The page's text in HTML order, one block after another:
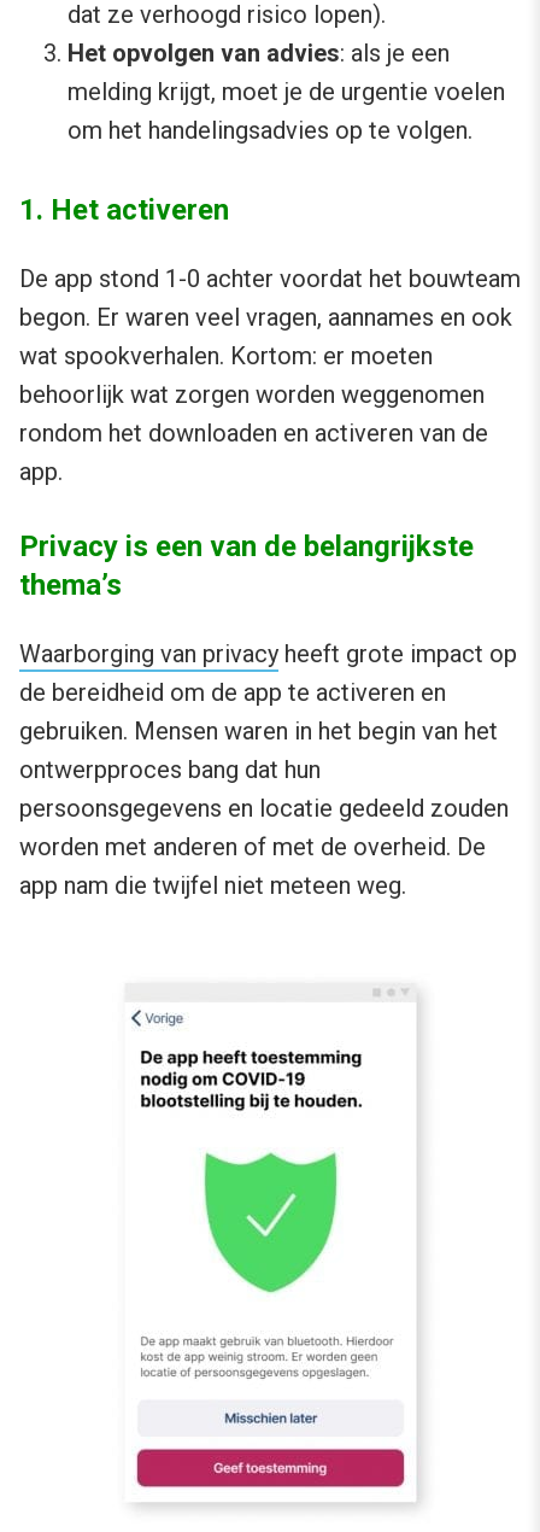
dat ze verhoogd risico lopen).
Het opvolgen van advies: als je een
melding krijgt, moet je de urgentie voelen
om het handelingsadvies op te volgen.
1. Het activeren
De app stond 1-0 achter voordat het bouwteam
begon. Er waren veel vragen, aannames en ook
wat spookverhalen. Kortom: er moeten
behoorlijk wat zorgen worden weggenomen
rondom het downloaden en activeren van de
app.
Privacy is een van de belangrijkste
thema’s
Waarborging van privacy heeft grote impact op
de bereidheid om de app te activeren en
gebruiken. Mensen waren in het begin van het
ontwerpproces bang dat hun
persoonsgegevens en locatie gedeeld zouden
worden met anderen of met de overheid. De
app nam die twijfel niet meteen weg.